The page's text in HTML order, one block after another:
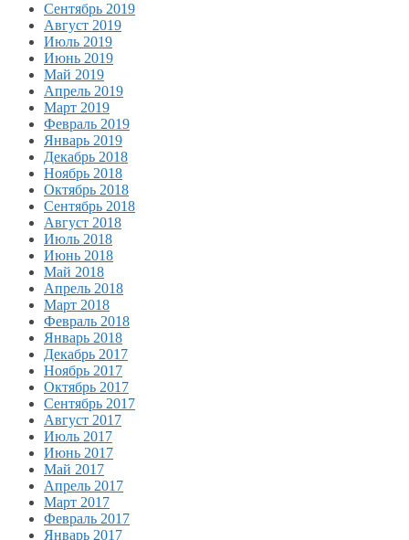
Сентябрь 2019
Август 2019
Июль 2019
Июнь 2019
Май 2019
Апрель 2019
Март 2019
Февраль 2019
Январь 2019
Декабрь 2018
Ноябрь 2018
Октябрь 2018
Сентябрь 2018
Август 2018
Июль 2018
Июнь 2018
Май 2018
Апрель 2018
Март 2018
Февраль 2018
Январь 2018
Декабрь 2017
Ноябрь 2017
Октябрь 2017
Сентябрь 2017
Август 2017
Июль 2017
Июнь 2017
Май 2017
Апрель 2017
Март 2017
Февраль 2017
Январь 2017